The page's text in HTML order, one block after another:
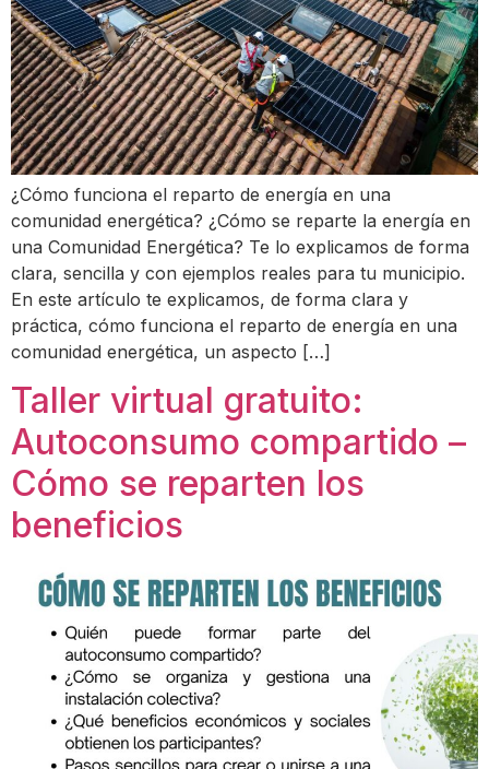
¿Cómo funciona el reparto de energía en una
comunidad energética? ¿Cómo se reparte la energía en
una Comunidad Energética? Te lo explicamos de forma
clara, sencilla y con ejemplos reales para tu municipio.
En este artículo te explicamos, de forma clara y
práctica, cómo funciona el reparto de energía en una
comunidad energética, un aspecto […]
Taller virtual gratuito:
Autoconsumo compartido –
Cómo se reparten los
beneficios